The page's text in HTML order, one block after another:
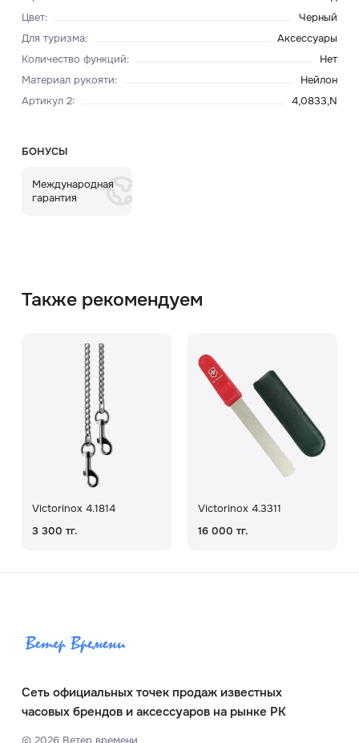
Цвет:
Черный
Для туризма:
Аксессуары
Количество функций:
Нет
Материал рукояти:
Нейлон
Артикул 2: 4,0833,N
БОНУСЫ
Международная
гарантия
Также рекомендуем
Victorinox 4.1814
3 300 тг.
Victorinox 4.3311
16 000 тг.
Сеть официальных точек продаж известных
часовых брендов и аксессуаров на рынке РК